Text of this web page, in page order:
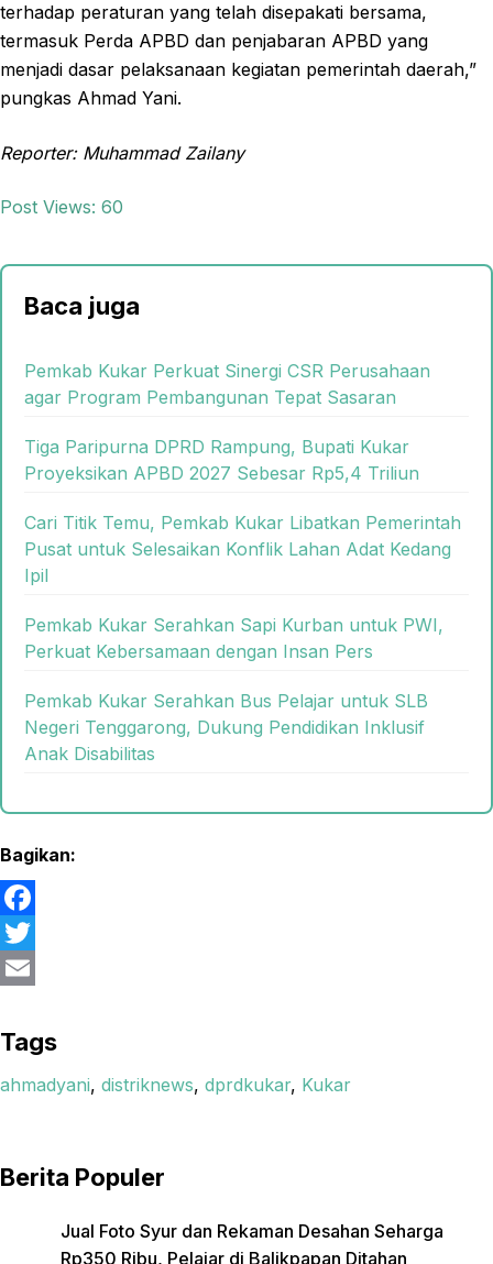
terhadap peraturan yang telah disepakati bersama,
termasuk Perda APBD dan penjabaran APBD yang
menjadi dasar pelaksanaan kegiatan pemerintah daerah,”
pungkas Ahmad Yani.
Reporter: Muhammad Zailany
Post Views: 60
Baca juga
Pemkab Kukar Perkuat Sinergi CSR Perusahaan
agar Program Pembangunan Tepat Sasaran
Tiga Paripurna DPRD Rampung, Bupati Kukar
Proyeksikan APBD 2027 Sebesar Rp5,4 Triliun
Cari Titik Temu, Pemkab Kukar Libatkan Pemerintah
Pusat untuk Selesaikan Konflik Lahan Adat Kedang
Ipil
Pemkab Kukar Serahkan Sapi Kurban untuk PWI,
Perkuat Kebersamaan dengan Insan Pers
Pemkab Kukar Serahkan Bus Pelajar untuk SLB
Negeri Tenggarong, Dukung Pendidikan Inklusif
Anak Disabilitas
Bagikan:
F
a
e
k
T
i
r
m
Tags
ahmadyani, distriknews, dprdkukar, Kukar
Berita Populer
Jual Foto Syur dan Rekaman Desahan Seharga
Rp350 Ribu, Pelajar di Balikpapan Ditahan